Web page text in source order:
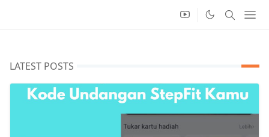
LATEST POSTS